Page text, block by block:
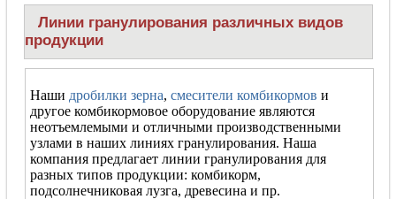
Линии гранулирования различных видов
продукции
Наши дробилки зерна,смесители комбикормов и
другое комбикормовое оборудование являются
неотъемлемыми и отличными производственными
узлами в наших линиях гранулирования. Наша
компания предлагает линии гранулирования для
разных типов продукции: комбикорм,
подсолнечниковая лузга, древесина и пр.